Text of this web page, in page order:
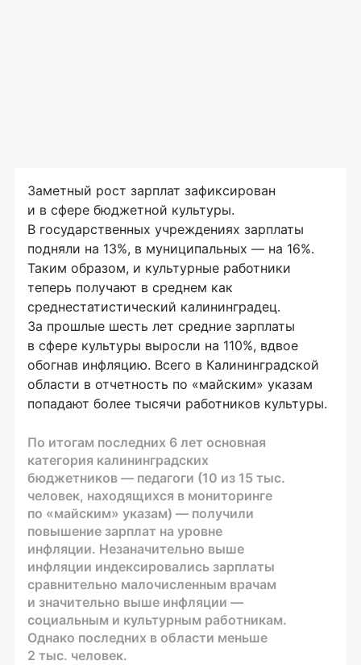
Заметный рост зарплат зафиксирован
и в сфере бюджетной культуры.
В государственных учреждениях зарплаты
подняли на 13%, в муниципальных — на 16%.
Таким образом, и культурные работники
теперь получают в среднем как
среднестатистический калининградец.
За прошлые шесть лет средние зарплаты
в сфере культуры выросли на 110%, вдвое
обогнав инфляцию. Всего в Калининградской
области в отчетность по «майским» указам
попадают более тысячи работников культуры.
По итогам последних 6 лет основная
категория калининградских
бюджетников — педагоги (10 из 15 тыс.
человек, находящихся в мониторинге
по «майским» указам) — получили
повышение зарплат на уровне
инфляции. Незаначительно выше
инфляции индексировались зарплаты
сравнительно малочисленным врачам
и значительно выше инфляции —
социальным и культурным работникам.
Однако последних в области меньше
2 тыс. человек.